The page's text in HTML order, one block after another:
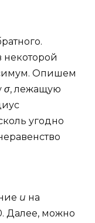
некоторой
Опишем
σ, лежащую
угодно
u на
Далее, можно